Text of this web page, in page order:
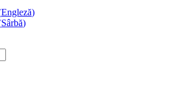
Engleză)
Sârbă)